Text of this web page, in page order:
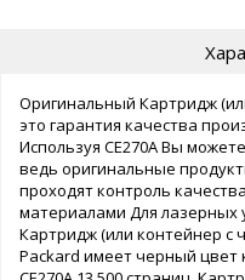
Оригинальный Картридж
это гарантия качества
Используя CE270A Вы
ведь оригинальные
проходят контроль
материалами Для лазерных
Картридж (или контейнер с
Packard имеет черный цвет